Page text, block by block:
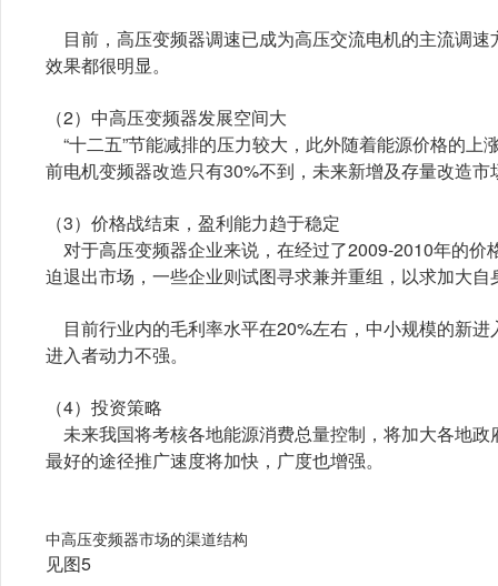
目前，高压变频器调速已成为高压交流电机的主流调
效果都很明显。
（2）中高压变频器发展空间大
“十二五”节能减排的压力较大，此外随着能源价格的
前电机变频器改造只有30%不到，未来新增及存量改造市
（3）价格战结束，盈利能力趋于稳定
对于高压变频器企业来说，在经过了2009-2010年的
迫退出市场，一些企业则试图寻求兼并重组，以求加大
目前行业内的毛利率水平在20%左右，中小规模的新
进入者动力不强。
（4）投资策略
未来我国将考核各地能源消费总量控制，将加大各地
最好的途径推广速度将加快，广度也增强。
中高压变频器市场的渠道结构
见图5